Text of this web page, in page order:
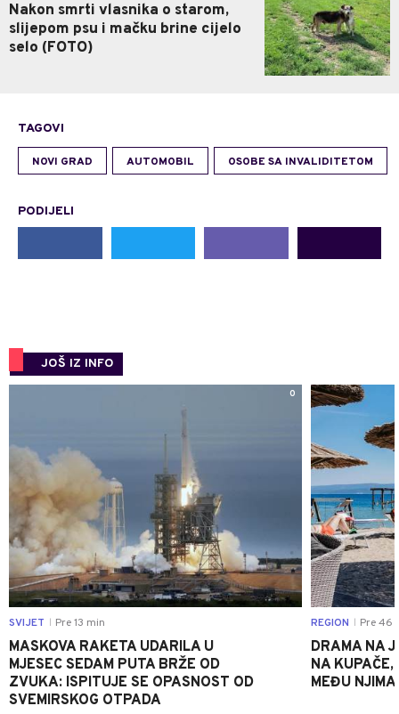
Nakon smrti vlasnika o starom,
slijepom psu i mačku brine cijelo
selo (FOTO)
TAGOVI
NOVI GRAD AUTOMOBIL OSOBE SA INVALIDITETOM
PODIJELI
JOŠ IZ INFO
0
SVIJET Pre 13 min
MASKOVA RAKETA UDARILA U
MJESEC SEDAM PUTA BRŽE OD
ZVUKA: ISPITUJE SE OPASNOST OD
SVEMIRSKOG OTPADA
REGION Pre 46
DRAMA NA
NA
MEĐU NJIMA